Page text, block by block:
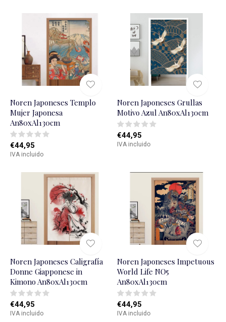
Noren Japoneses Templo
Mujer Japonesa
An80xAl130cm
€44,95
IVA incluido
Noren Japoneses Grullas
Motivo Azul An80xAl130cm
€44,95
IVA incluido
Noren Japoneses Caligrafía
Donne Giapponese in
Kimono An80xAl130cm
€44,95
IVA incluido
Noren Japoneses Impetuous
World Life NO5
An80xAl130cm
€44,95
IVA incluido